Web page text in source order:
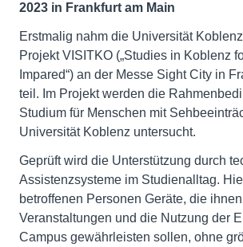
2023 in Frankfurt am Main
Erstmalig nahm die Universität
Projekt VISITKO („Studies in Koblenz
Impared“) an der Messe Sight City in
teil. Im Projekt werden die
Studium für Menschen mit
Universität Koblenz untersucht.
Geprüft wird die Unterstützung durch
Assistenzsysteme im Studienalltag.
betroffenen Personen Geräte, die
Veranstaltungen und die Nutzung der
Campus gewährleisten sollen, ohne